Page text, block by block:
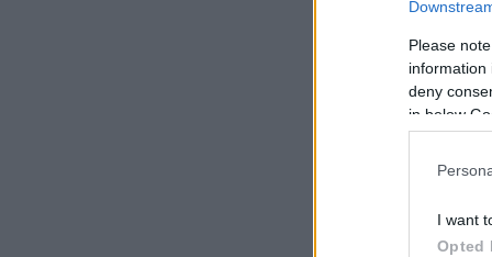
Please
information
deny
in below
I want
Opted